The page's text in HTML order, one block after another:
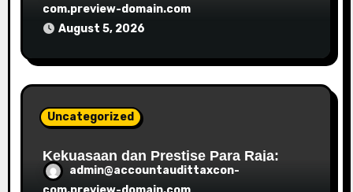
n
com.preview-domain.com
August 5, 2026
Uncategorized
Kekuasaan dan Prestise Para Raja:
Menjelajahi Pengaruhnya terhadap
Masyarakat
admin@accountaudittaxcon-